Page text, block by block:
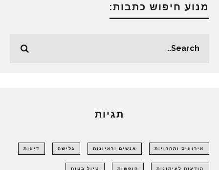
מנוע חיפוש כתבות:
תגיות
אירועים ותחרויות אנשים וראיונות גלישה דיעות
הודעות לעיתונות חופשות טיול בטוח